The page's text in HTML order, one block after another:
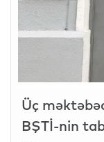
Üç
BŞTİ-nin